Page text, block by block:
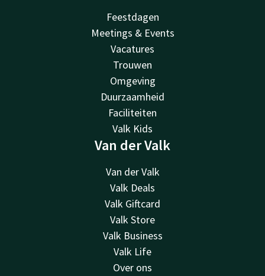
Feestdagen
Meetings & Events
Vacatures
Trouwen
Omgeving
Duurzaamheid
Faciliteiten
Valk Kids
Van der Valk
Van der Valk
Valk Deals
Valk Giftcard
Valk Store
Valk Business
Valk Life
Over ons